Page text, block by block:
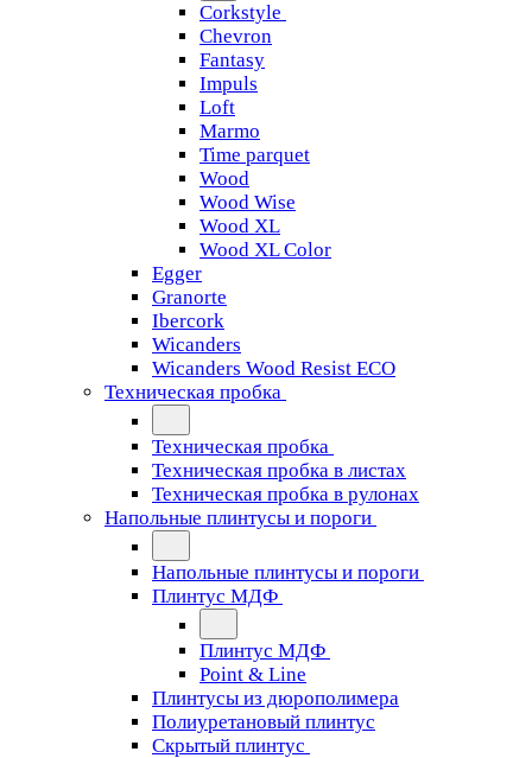
Corkstyle
Chevron
Fantasy
Impuls
Loft
Marmo
Time parquet
Wood
Wood Wise
Wood XL
Wood XL Color
Egger
Granorte
Ibercork
Wicanders
Wicanders Wood Resist ECO
Техническая пробка
Техническая пробка
Техническая пробка в листах
Техническая пробка в рулонах
Напольные плинтусы и пороги
Напольные плинтусы и пороги
Плинтус МДФ
Плинтус МДФ
Point & Line
Плинтусы из дюрополимера
Полиуретановый плинтус
Скрытый плинтус